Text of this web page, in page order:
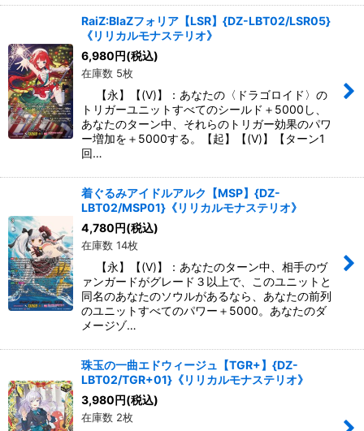
RaiZ:BlaZフォリア【LSR】{DZ-LBT02/LSR05}
《リリカルモナステリオ》
6,980円(税込)
在庫数 5枚
【永】【(V)】：あなたの〈ドラゴロイド〉の
トリガーユニットすべてのシールド＋5000し、
あなたのターン中、それらのトリガー効果のパワ
ー増加を＋5000する。【起】【(V)】【ターン1
回…
着ぐるみアイドルアルク【MSP】{DZ-
LBT02/MSP01}《リリカルモナステリオ》
4,780円(税込)
在庫数 14枚
【永】【(V)】：あなたのターン中、相手のヴ
ァンガードがグレード３以上で、このユニットと
同名のあなたのソウルがあるなら、あなたの前列
のユニットすべてのパワー＋5000。あなたのダ
メージゾ…
珠玉の一曲エドウィージュ【TGR+】{DZ-
LBT02/TGR+01}《リリカルモナステリオ》
3,980円(税込)
在庫数 2枚